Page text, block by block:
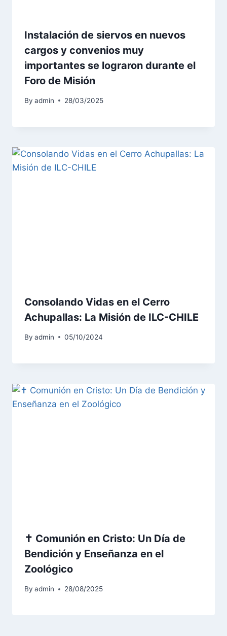
Instalación de siervos en nuevos
cargos y convenios muy
importantes se lograron durante el
Foro de Misión
By admin 28/03/2025
Consolando Vidas en el Cerro
Achupallas: La Misión de ILC-CHILE
By admin 05/10/2024
✝️ Comunión en Cristo: Un Día de
Bendición y Enseñanza en el
Zoológico
By admin 28/08/2025